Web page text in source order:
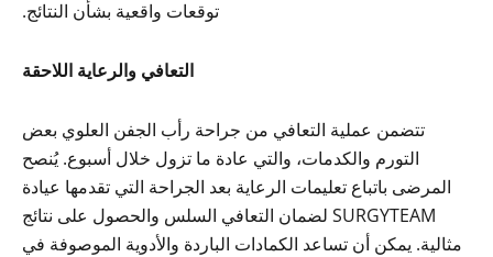
توقعات واقعية بشأن النتائج.
التعافي والرعاية اللاحقة
تتضمن عملية التعافي من جراحة رأب الجفن العلوي بعض
التورم والكدمات، والتي عادة ما تزول خلال أسبوع. يُنصح
المرضى باتباع تعليمات الرعاية بعد الجراحة التي تقدمها عيادة
SURGYTEAM لضمان التعافي السلس والحصول على نتائج
مثالية. يمكن أن تساعد الكمادات الباردة والأدوية الموصوفة في